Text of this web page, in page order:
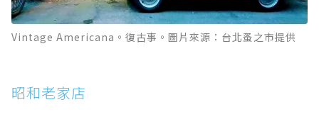
Vintage Americana。復古事。圖片來源：台北蚤之市提供
昭和老家店